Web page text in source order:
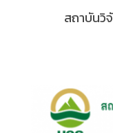
สถาบันวิ